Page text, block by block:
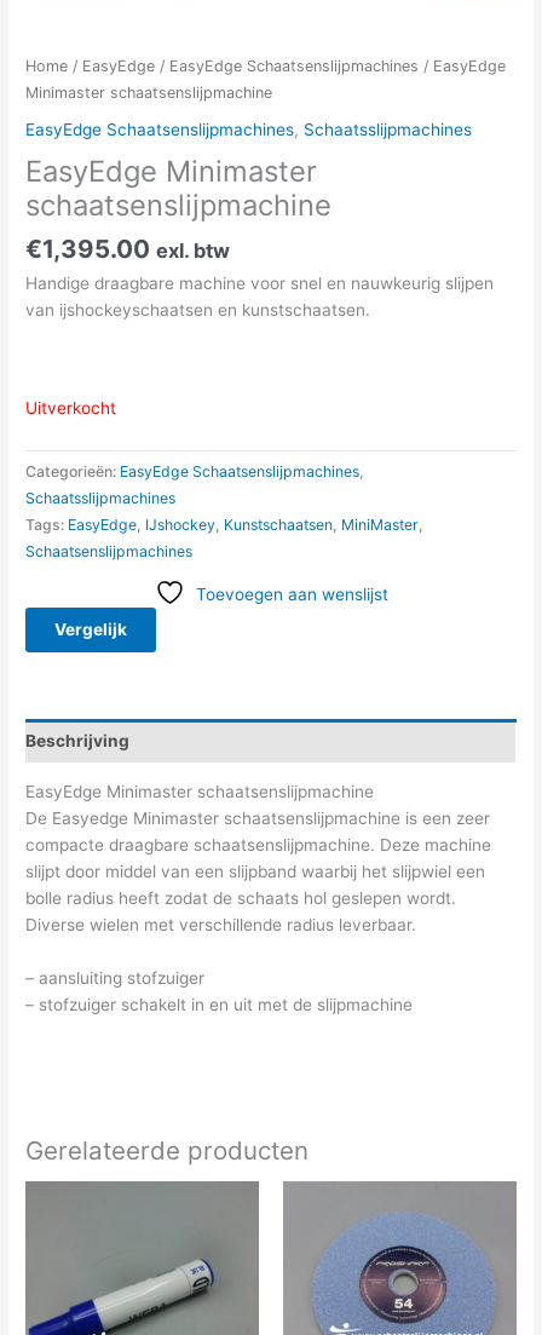
Home / EasyEdge / EasyEdge Schaatsenslijpmachines / EasyEdge
Minimaster schaatsenslijpmachine
EasyEdge Schaatsenslijpmachines, Schaatsslijpmachines
EasyEdge Minimaster
schaatsenslijpmachine
€1,395.00 exl. btw
Handige draagbare machine voor snel en nauwkeurig slijpen
van ijshockeyschaatsen en kunstschaatsen.
Uitverkocht
Categorieën: EasyEdge Schaatsenslijpmachines,
Schaatsslijpmachines
Tags: EasyEdge, IJshockey, Kunstschaatsen, MiniMaster,
Schaatsenslijpmachines
Toevoegen aan wenslijst
Vergelijk
Beschrijving
EasyEdge Minimaster schaatsenslijpmachine
De Easyedge Minimaster schaatsenslijpmachine is een zeer
compacte draagbare schaatsenslijpmachine. Deze machine
slijpt door middel van een slijpband waarbij het slijpwiel een
bolle radius heeft zodat de schaats hol geslepen wordt.
Diverse wielen met verschillende radius leverbaar.
– aansluiting stofzuiger
– stofzuiger schakelt in en uit met de slijpmachine
Gerelateerde producten